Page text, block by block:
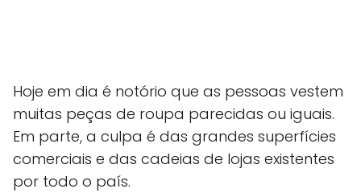
Hoje em dia é notório que as pessoas vestem
muitas peças de roupa parecidas ou iguais.
Em parte, a culpa é das grandes superfícies
comerciais e das cadeias de lojas existentes
por todo o país.